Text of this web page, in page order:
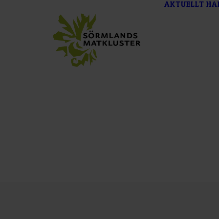
AKTUELLT